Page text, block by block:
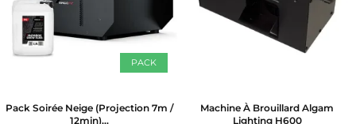
PACK
Pack Soirée Neige (projection 7m /
12min)...
Machine À Brouillard Algam
Lighting H600